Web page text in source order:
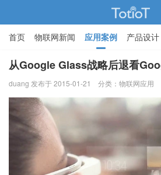
物联网的那些事 -
首页 物联网新闻 应用案例 产品设计
智能家居
从Google Glass战略后退看
duang 发布于 2015-01-21 分类： 物联网应用